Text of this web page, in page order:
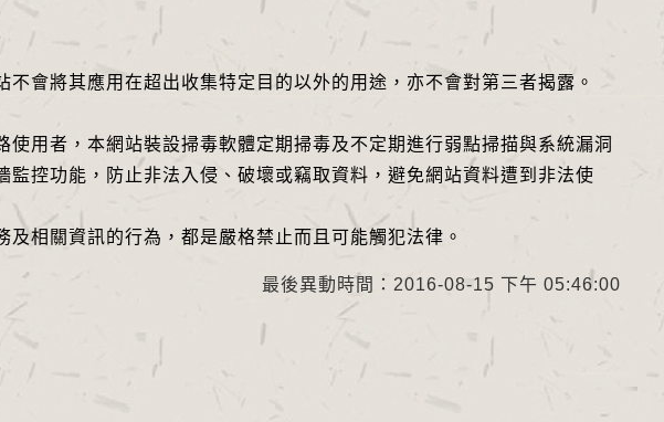
將其應用在超出收集特定目的以外的用途，亦不會對第三者揭露。
者，本網站裝設掃毒軟體定期掃毒及不定期進行弱點掃描與系統漏洞
控功能，防止非法入侵、破壞或竊取資料，避免網站資料遭到非法使
相關資訊的行為，都是嚴格禁止而且可能觸犯法律。
最後異動時間：2016-08-15 下午 05:46:00